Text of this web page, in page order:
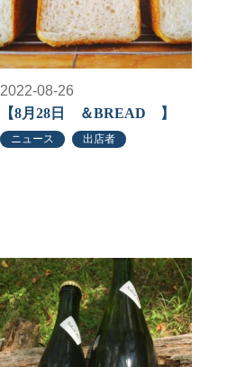
2022-08-26
【8月28日 ＆BREAD 】
ニュース 出店者